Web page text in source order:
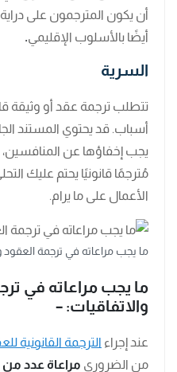
أن يكون المترجمون على
أيضًا بالأسلوب الإقليمي.
السرية
تتطلب ترجمة عقد أو وثيقة
أسباب. قد يحتوي المستند
يجب إخفاؤها عن
مُترجمًا قانونيًا يحتم عليك
الأعمال على ما يرام.
ما يجب مراعاته في ترجمة العقود
ما يجب مراعاته في
والاتفاقيات: –
عند إجراء الترجمة القانونية
من الضروري مراعاة عدد من